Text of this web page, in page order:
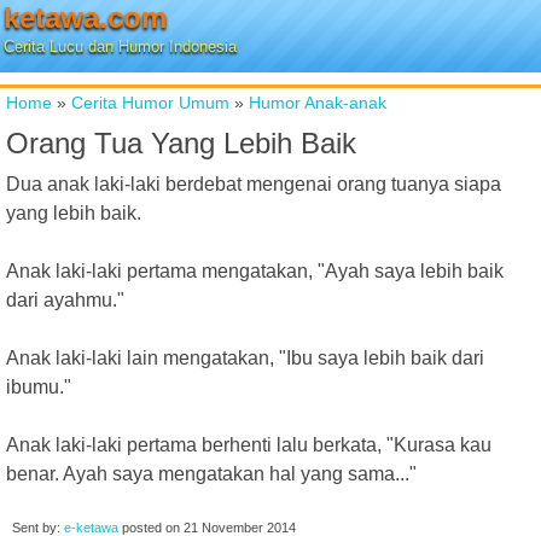
ketawa.com
Cerita Lucu dan Humor Indonesia
Home » Cerita Humor Umum » Humor Anak-anak
Orang Tua Yang Lebih Baik
Dua anak laki-laki berdebat mengenai orang tuanya siapa
yang lebih baik.
Anak laki-laki pertama mengatakan, "Ayah saya lebih baik
dari ayahmu."
Anak laki-laki lain mengatakan, "Ibu saya lebih baik dari
ibumu."
Anak laki-laki pertama berhenti lalu berkata, "Kurasa kau
benar. Ayah saya mengatakan hal yang sama..."
Sent by: e-ketawa posted on 21 November 2014